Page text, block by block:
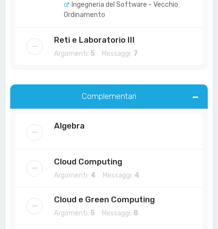
Ingegneria del Software - Vecchio
Ordinamento
Reti e Laboratorio III
Argomenti: 5 Messaggi: 7
Complementari
Algebra
Cloud Computing
Argomenti: 4 Messaggi: 4
Cloud e Green Computing
Argomenti: 5 Messaggi: 8